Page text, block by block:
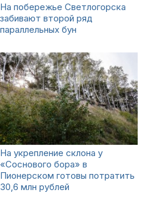
На побережье Светлогорска
забивают второй ряд
параллельных бун
На укрепление склона у
«Соснового бора» в
Пионерском готовы потратить
30,6 млн рублей